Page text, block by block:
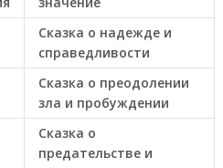
Сказка о надежде и
справедливости
Сказка о преодолении
зла и пробуждении
Сказка о
предательстве и